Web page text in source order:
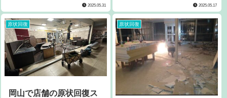
2025.05.31 2025.05.17
原状回復
岡山で店舗の原状回復ス
原状回復